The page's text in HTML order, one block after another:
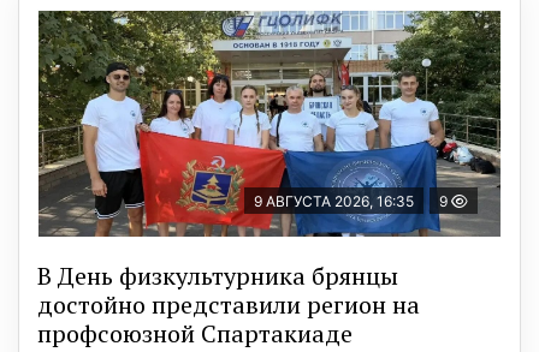
9 АВГУСТА 2026, 16:35 9
В День физкультурника брянцы
достойно представили регион на
профсоюзной Спартакиаде